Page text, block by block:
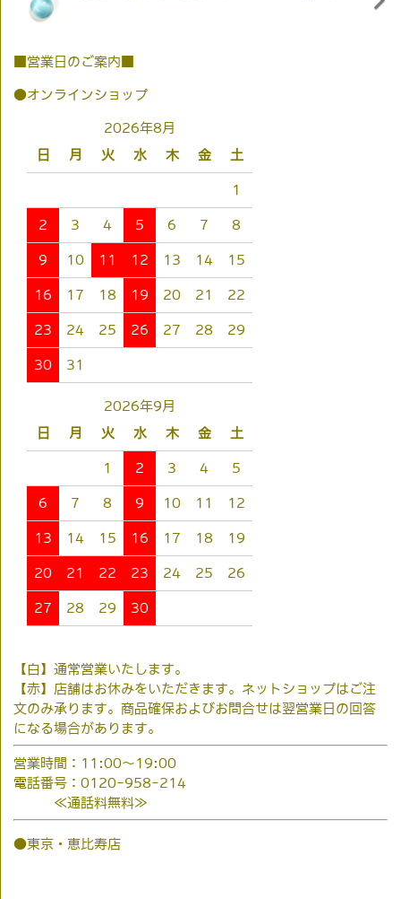
■営業日のご案内■
●オンラインショップ
2026年8月
日
月 火 水 木 金 土
1
2 3 4 5 6 7 8
9 10 11 12 13 14 15
16 17 18 19 20 21 22
23 24 25 26 27 28 29
30 31
2026年9月
日
月 火 水 木 金 土
1 2 3 4 5
6 7 8 9 10 11 12
13 14 15 16 17 18 19
20 21 22 23 24 25 26
27 28 29 30
【白】通常営業いたします。
【赤】店舗はお休みをいただきます。ネットショップはご注
文のみ承ります。商品確保およびお問合せは翌営業日の回答
になる場合があります。
営業時間：11:00～19:00
電話番号：0120-958-214
≪通話料無料≫
●東京・恵比寿店